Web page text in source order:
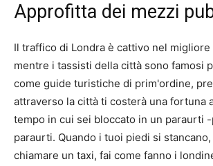
Approfitta dei mezzi
Il traffico di Londra è cattivo nel migliore
mentre i tassisti della città sono famosi
come guide turistiche di prim'ordine,
attraverso la città ti costerà una fortuna
tempo in cui sei bloccato in un paraurti
paraurti. Quando i tuoi piedi si
chiamare un taxi, fai come fanno i